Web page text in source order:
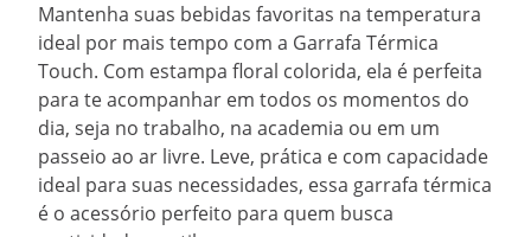
Mantenha suas bebidas favoritas na temperatura
ideal por mais tempo com a Garrafa Térmica
Touch. Com estampa floral colorida, ela é perfeita
para te acompanhar em todos os momentos do
dia, seja no trabalho, na academia ou em um
passeio ao ar livre. Leve, prática e com capacidade
ideal para suas necessidades, essa garrafa térmica
é o acessório perfeito para quem busca